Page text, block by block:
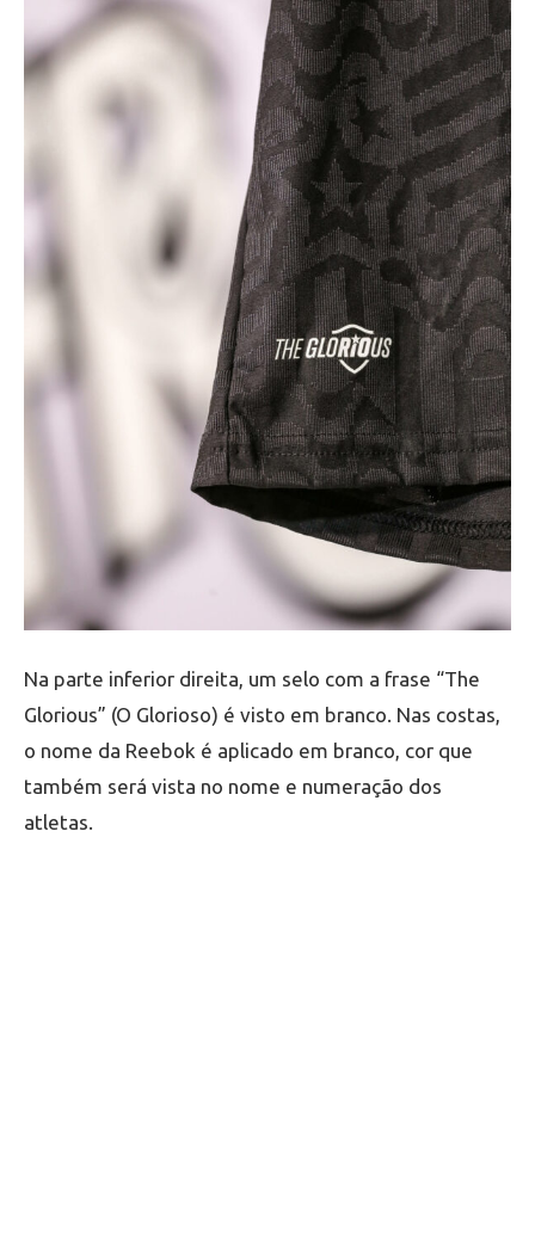
Na parte inferior direita, um selo com a frase “The
Glorious” (O Glorioso) é visto em branco. Nas costas,
o nome da Reebok é aplicado em branco, cor que
também será vista no nome e numeração dos
atletas.